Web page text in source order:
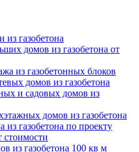
из газобетона
домов из газобетона от
из газобетонных блоков
домов из газобетона
и садовых домов из
домов из газобетона
из газобетона по проекту
стоимости
из газобетона 100 кв м